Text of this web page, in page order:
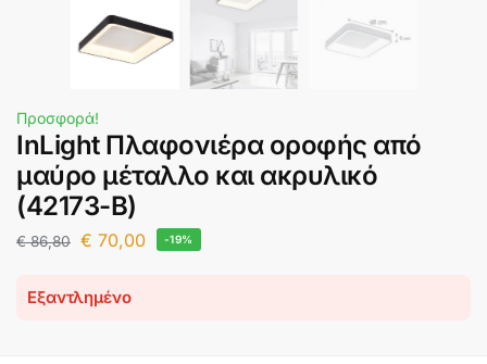
Προσφορά!
InLight Πλαφονιέρα οροφής από
μαύρο μέταλλο και ακρυλικό
(42173-Β)
€86,80 € 70,00 -19%
Εξαντλημένο